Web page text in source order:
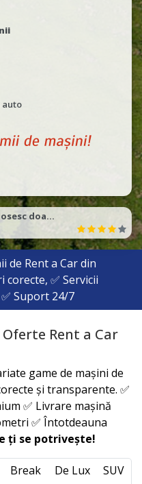
de Rent a Car din
corecte, ✅ Servicii
Suport 24/7
Rent a Car
game de mașini de
și transparente. ✅
✅ Livrare mașină
✅ Întotdeauna
ți se potrivește!
Break De Lux
SUV